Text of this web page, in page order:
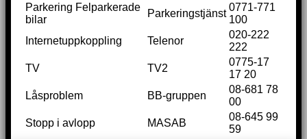
Parkering Felparkerade
bilar
Parkeringstjänst
0771-771
100
Internetuppkoppling
Telenor
020-222
222
TV
TV2
0775-17
17 20
Låsproblem
BB-gruppen
08-681 78
00
Stopp i avlopp
MASAB
08-645 99
59